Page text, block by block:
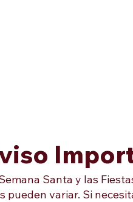
Santa y las
pueden variar. Si